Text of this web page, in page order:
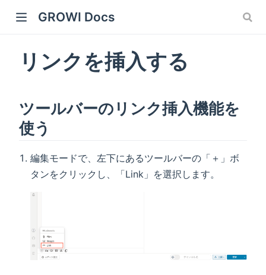
GROWI Docs
リンクを挿入する
ツールバーのリンク挿入機能を
使う
編集モードで、左下にあるツールバーの「＋」ボ
タンをクリックし、「Link」を選択します。